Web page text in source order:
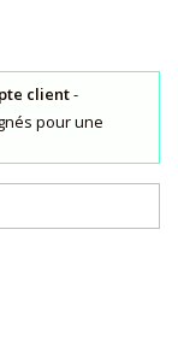
client-
pour une